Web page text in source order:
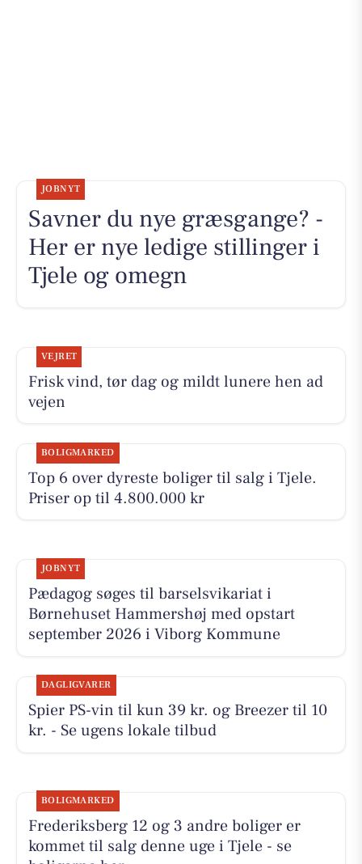
JOBNYT
Savner du nye græsgange? -
Her er nye ledige stillinger i
Tjele og omegn
VEJRET
Frisk vind, tør dag og mildt lunere hen ad
vejen
BOLIGMARKED
Top 6 over dyreste boliger til salg i Tjele.
Priser op til 4.800.000 kr
JOBNYT
Pædagog søges til barselsvikariat i
Børnehuset Hammershøj med opstart
september 2026 i Viborg Kommune
DAGLIGVARER
Spier PS-vin til kun 39 kr. og Breezer til 10
kr. - Se ugens lokale tilbud
BOLIGMARKED
Frederiksberg 12 og 3 andre boliger er
kommet til salg denne uge i Tjele - se